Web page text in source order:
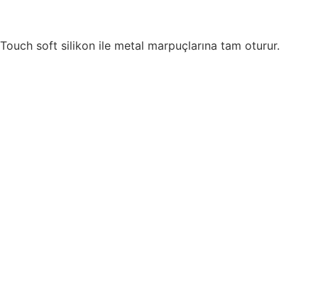
Touch soft silikon ile metal marpuçlarına tam oturur.